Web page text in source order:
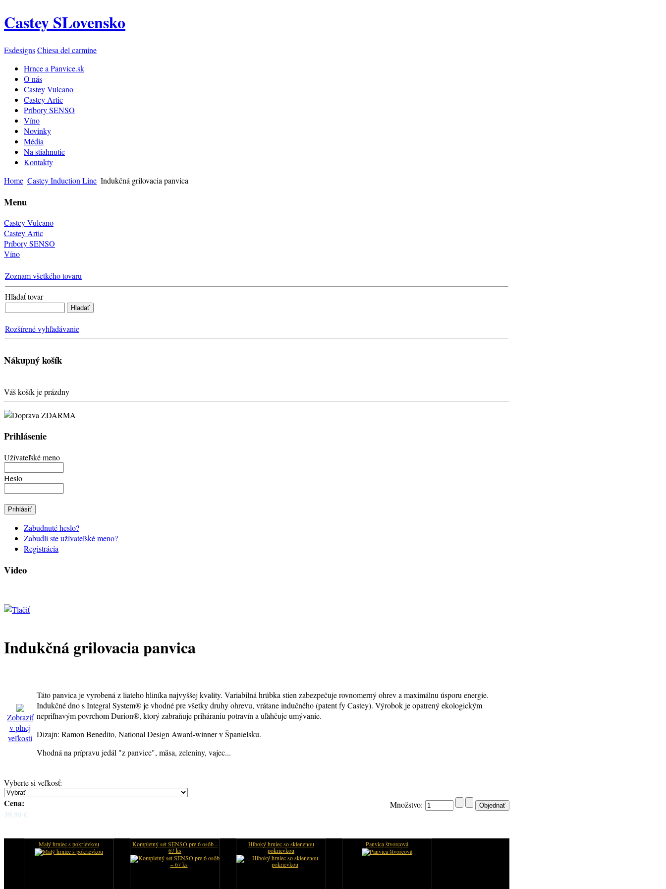
Castey SLovensko
EsdesignsChiesa del carmine
Hrnce a Panvice.sk
O nás
Castey Vulcano
Castey Artic
Príbory SENSO
Víno
Novinky
Média
Na stiahnutie
Kontakty
Home Castey Induction Line Indukčná grilovacia panvica
Menu
Castey Vulcano
Castey Artic
Príbory SENSO
Víno
Zoznam všetkého tovaru
Hľadať tovar
Rozšírené vyhľadávanie
Nákupný košík
Váš košík je prázdny
Prihlásenie
Užívateľské meno
Heslo
Zabudnuté heslo?
Zabudli ste užívateľské meno?
Registrácia
Video
Indukčná grilovacia panvica
Zobraziť
v plnej
veľkosti
Táto panvica je vyrobená z liateho hliníka najvyššej kvality. Variabilná hrúbka stien zabezpečuje rovnomerný ohrev a maximálnu úsporu energie.
Indukčné dno s Integral System® je vhodné pre všetky druhy ohrevu, vrátane indučného (patent fy Castey). Výrobok je opatrený ekologickým
nepriľnavým povrchom Durion®, ktorý zabraňuje priháraniu potravín a uľahčuje umývanie.
Dizajn: Ramon Benedito, National Design Award-winner v Španielsku.
Vhodná na prípravu jedál "z panvice", mäsa, zeleniny, vajec...
Vyberte si veľkosť:
Množstvo:
Cena:
39.90 €
Malý hrniec s pokrievkou
Kompletný set SENSO pre 6 osôb –
67 ks
Hlboký hrniec so sklenenou
pokrievkou
Panvica štvorcová